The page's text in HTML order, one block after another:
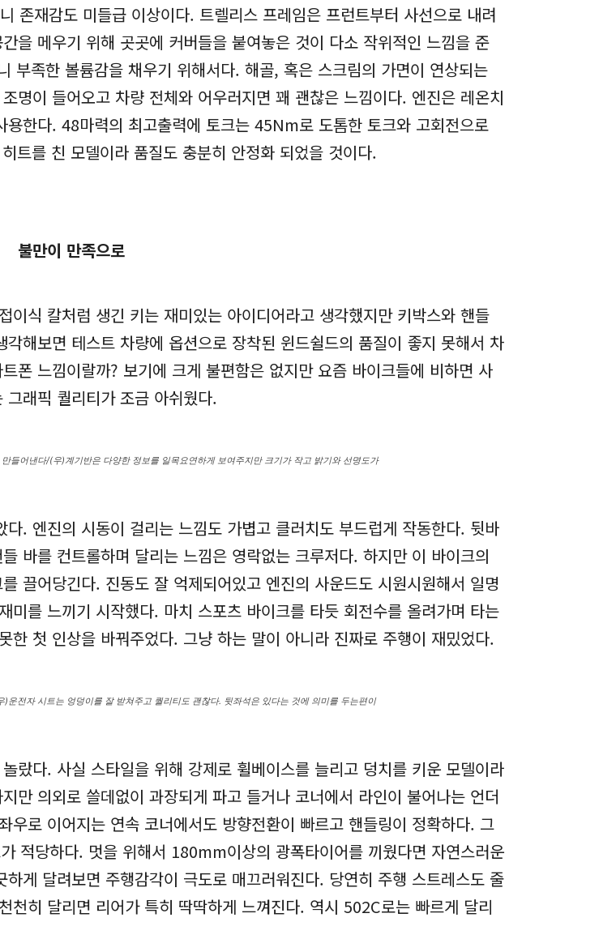
존재감도 미들급 이상이다. 트렐리스 프레임은 프런트부터 사선으로 내려
을 메우기 위해 곳곳에 커버들을 붙여놓은 것이 다소 작위적인 느낌을 준
부족한 볼륨감을 채우기 위해서다. 해골, 혹은 스크림의 가면이 연상되는
명이 들어오고 차량 전체와 어우러지면 꽤 괜찮은 느낌이다. 엔진은 레온치
한다. 48마력의 최고출력에 토크는 45Nm로 도톰한 토크와 고회전으로
트를 친 모델이라 품질도 충분히 안정화 되었을 것이다.
불만이 만족으로
식 칼처럼 생긴 키는 재미있는 아이디어라고 생각했지만 키박스와 핸들
해보면 테스트 차량에 옵션으로 장착된 윈드쉴드의 품질이 좋지 못해서 차
폰 느낌이랄까? 보기에 크게 불편함은 없지만 요즘 바이크들에 비하면 사
래픽 퀄리티가 조금 아쉬웠다.
들어낸다/(우)계기반은 다양한 정보를 일목요연하게 보여주지만 크기가 작고 밝기와 선명도가
. 엔진의 시동이 걸리는 느낌도 가볍고 클러치도 부드럽게 작동한다. 뒷바
바를 컨트롤하며 달리는 느낌은 영락없는 크루저다. 하지만 이 바이크의
끌어당긴다. 진동도 잘 억제되어있고 엔진의 사운드도 시원시원해서 일명
미를 느끼기 시작했다. 마치 스포츠 바이크를 타듯 회전수를 올려가며 타는
한 첫 인상을 바꿔주었다. 그냥 하는 말이 아니라 진짜로 주행이 재밌었다.
전자 시트는 엉덩이를 잘 받쳐주고 퀄리티도 괜찮다. 뒷좌석은 있다는 것에 의미를 두는편이
랐다. 사실 스타일을 위해 강제로 휠베이스를 늘리고 덩치를 키운 모델이라
만 의외로 쓸데없이 과장되게 파고 들거나 코너에서 라인이 불어나는 언더
로 이어지는 연속 코너에서도 방향전환이 빠르고 핸들링이 정확하다. 그
적당하다. 멋을 위해서 180mm이상의 광폭타이어를 끼웠다면 자연스러운
게 달려보면 주행감각이 극도로 매끄러워진다. 당연히 주행 스트레스도 줄
천히 달리면 리어가 특히 딱딱하게 느껴진다. 역시 502C로는 빠르게 달리